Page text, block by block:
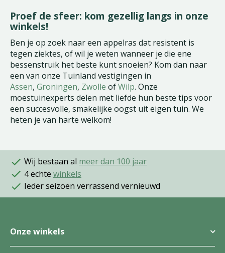
Proef de sfeer: kom gezellig langs in onze
winkels!
Ben je op zoek naar een appelras dat resistent is
tegen ziektes, of wil je weten wanneer je die ene
bessenstruik het beste kunt snoeien? Kom dan naar
een van onze Tuinland vestigingen in
Assen, Groningen, Zwolle ofWilp. Onze
moestuinexperts delen met liefde hun beste tips voor
een succesvolle, smakelijke oogst uit eigen tuin. We
heten je van harte welkom!
Wij bestaan al meer dan 100 jaar
4 echte winkels
Ieder seizoen verrassend vernieuwd
Onze winkels